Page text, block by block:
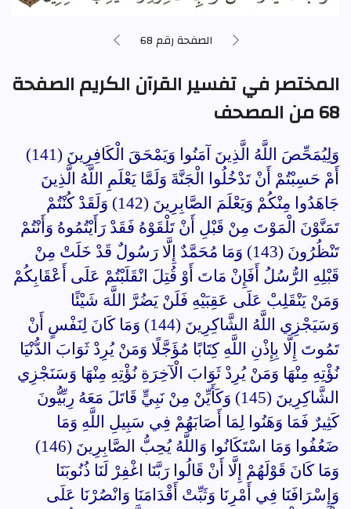
الصفحة رقم 68
المختصر في تفسير القرآن الكريم الصفحة
68 من المصحف
وَلِيُمَحِّصَ اللَّهُ الَّذِينَ آمَنُوا وَيَمْحَقَ الْكَافِرِينَ (141)
أَمْ حَسِبْتُمْ أَنْ تَدْخُلُوا الْجَنَّةَ وَلَمَّا يَعْلَمِ اللَّهُ الَّذِينَ
جَاهَدُوا مِنْكُمْ وَيَعْلَمَ الصَّابِرِينَ (142) وَلَقَدْ كُنْتُمْ
تَمَنَّوْنَ الْمَوْتَ مِنْ قَبْلِ أَنْ تَلْقَوْهُ فَقَدْ رَأَيْتُمُوهُ وَأَنْتُمْ
تَنْظُرُونَ (143) وَمَا مُحَمَّدٌ إِلَّا رَسُولٌ قَدْ خَلَتْ مِنْ
قَبْلِهِ الرُّسُلُ أَفَإِنْ مَاتَ أَوْ قُتِلَ انْقَلَبْتُمْ عَلَى أَعْقَابِكُمْ
وَمَنْ يَنْقَلِبْ عَلَى عَقِبَيْهِ فَلَنْ يَضُرَّ اللَّهَ شَيْئًا
وَسَيَجْزِي اللَّهُ الشَّاكِرِينَ (144) وَمَا كَانَ لِنَفْسٍ أَنْ
تَمُوتَ إِلَّا بِإِذْنِ اللَّهِ كِتَابًا مُؤَجَّلًا وَمَنْ يُرِدْ ثَوَابَ الدُّنْيَا
نُؤْتِهِ مِنْهَا وَمَنْ يُرِدْ ثَوَابَ الْآخِرَةِ نُؤْتِهِ مِنْهَا وَسَنَجْزِي
الشَّاكِرِينَ (145) وَكَأَيِّنْ مِنْ نَبِيٍّ قَاتَلَ مَعَهُ رِبِّيُّونَ
كَثِيرٌ فَمَا وَهَنُوا لِمَا أَصَابَهُمْ فِي سَبِيلِ اللَّهِ وَمَا
ضَعُفُوا وَمَا اسْتَكَانُوا وَاللَّهُ يُحِبُّ الصَّابِرِينَ (146)
وَمَا كَانَ قَوْلَهُمْ إِلَّا أَنْ قَالُوا رَبَّنَا اغْفِرْ لَنَا ذُنُوبَنَا
وَإِسْرَافَنَا فِي أَمْرِنَا وَثَبِّتْ أَقْدَامَنَا وَانْصُرْنَا عَلَى